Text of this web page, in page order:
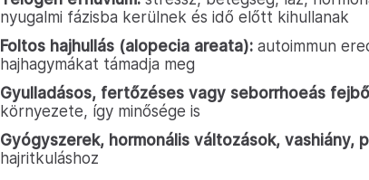
nyugalmi fázisba kerülnek és idő előtt kihullanak
Foltos hajhullás (alopecia areata): autoimmun
hajhagymákat támadja meg
Gyulladásos, fertőzéses vagy seborrhoeás
környezete, így minősége is
Gyógyszerek, hormonális változások, vashiány,
hajritkuláshoz